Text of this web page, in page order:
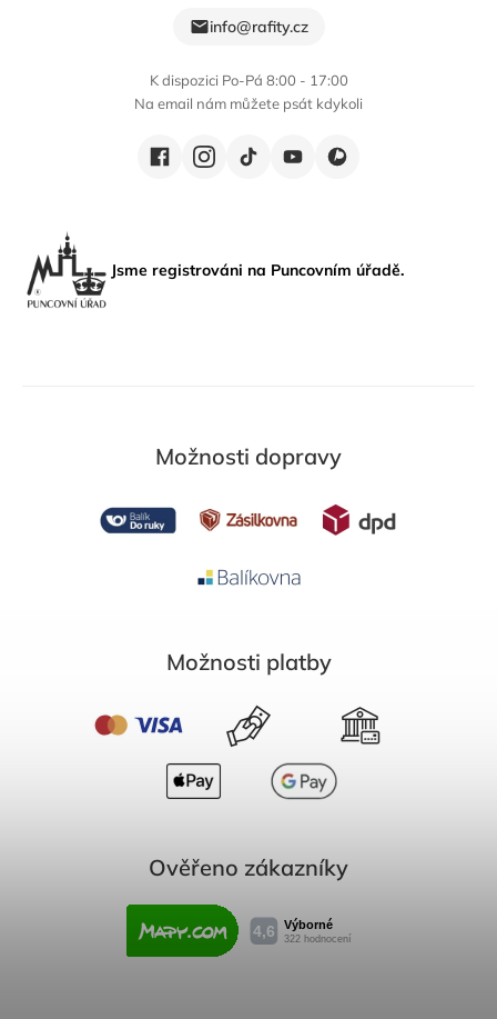
info@rafity.cz
K dispozici Po-Pá 8:00 - 17:00
Na email nám můžete psát kdykoli
Jsme registrováni na Puncovním úřadě.
Možnosti dopravy
Možnosti platby
Ověřeno zákazníky